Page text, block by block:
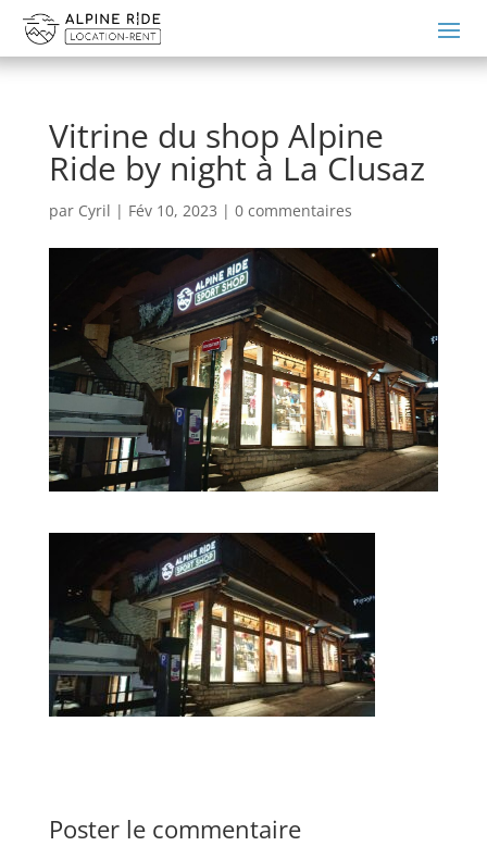
Vitrine du shop Alpine
Ride by night à La Clusaz
par Cyril | Fév 10, 2023 | 0 commentaires
Poster le commentaire